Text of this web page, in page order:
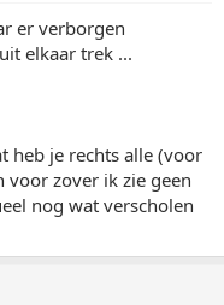
er verborgen
elkaar trek ...
heb je rechts alle (voor
voor zover ik zie geen
nog wat verscholen